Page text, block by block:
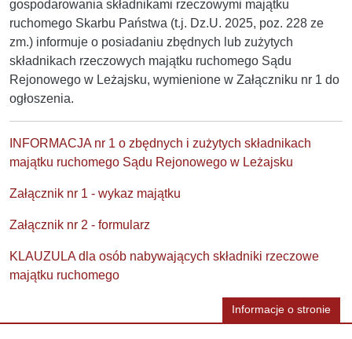
gospodarowania składnikami rzeczowymi majątku
ruchomego Skarbu Państwa (t.j. Dz.U. 2025, poz. 228 ze
zm.) informuje o posiadaniu zbędnych lub zużytych
składnikach rzeczowych majątku ruchomego Sądu
Rejonowego w Leżajsku, wymienione w Załączniku nr 1 do
ogłoszenia.
INFORMACJA nr 1 o zbędnych i zużytych składnikach
majątku ruchomego Sądu Rejonowego w Leżajsku
Załącznik nr 1 - wykaz majątku
Załącznik nr 2 - formularz
KLAUZULA dla osób nabywających składniki rzeczowe
majątku ruchomego
Informacje o stronie